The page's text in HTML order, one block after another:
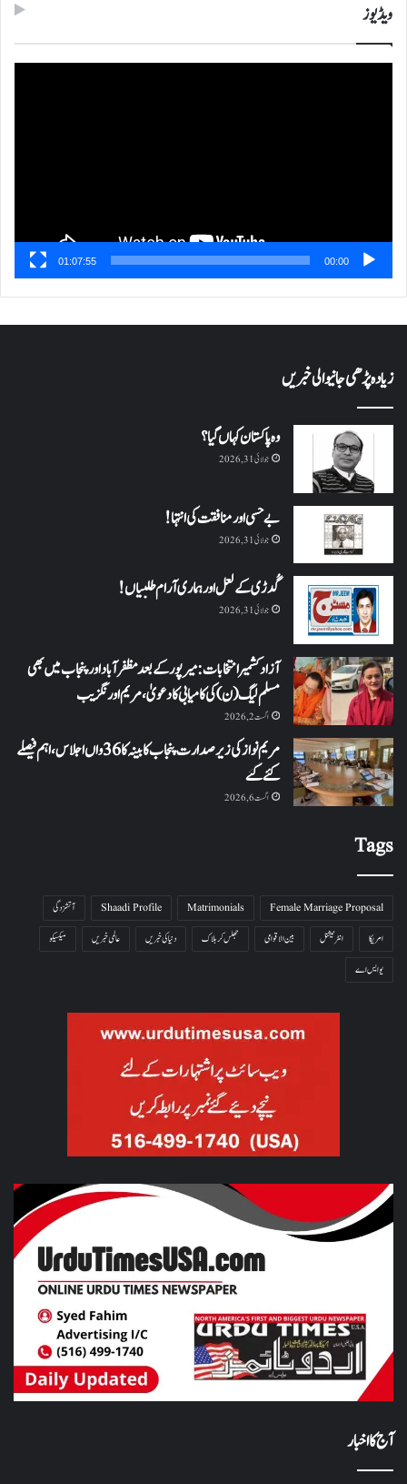
ویڈیوز
00:00
01:07:55
زیادہ پڑھی جانیوالی خبریں
وہ پاکستان کہاں گیا؟
جولائی 31, 2026
بے حسی اور منافقت کی انتہا !
جولائی 31, 2026
گُدڑی کے لعل اور ہماری آرام طلبیاں!
جولائی 31, 2026
آزاد کشمیر انتخابات: میرپور کے بعد مظفرآباد اور پنجاب میں بھی
مسلم لیگ (ن) کی کامیابی کا دعویٰ، مریم اورنگزیب
اگست 2, 2026
مریم نواز کی زیر صدارت پنجاب کابینہ کا 36واں اجلاس،اہم فیصلے
کئے گئے
اگست 6, 2026
Tags
Female Marriage Proposal
Matrimonials
Shaadi Profile
آتشزدگی
امریکا
انٹرنیشنل بین الاقوامی جھلس کر ہلاک دنیا کی خبریں عالمی خبریں
میکسیکو
یو ایس اے
آج کا اخبار